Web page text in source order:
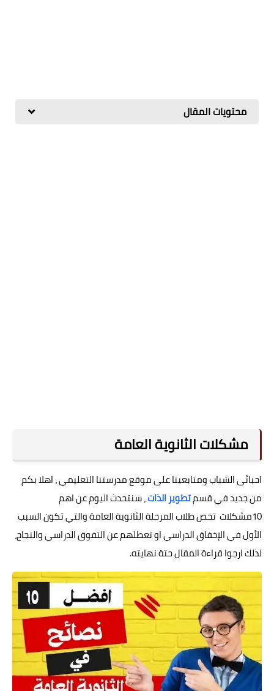
محتويات المقال
مشكلات الثانوية العامة
احبائى الشباب ومتابعينا على موقع مدرستنا التعليمي ، اهلا بكم
من جديد في قسمتطوير الذات، سنتحدث اليوم عناهم
10مشكلات
تخص طلاب المرحلة الثانوية العامةوالتي تكون السبب
الأول في الإخفاق الدراسي او تعطلهم عن التفوق الدراسي والنجاح،
لذلك ارجوا قراءة المقال حتة نهايته.